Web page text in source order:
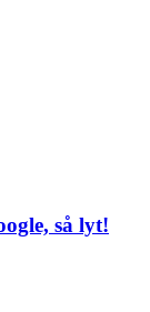
så lyt!